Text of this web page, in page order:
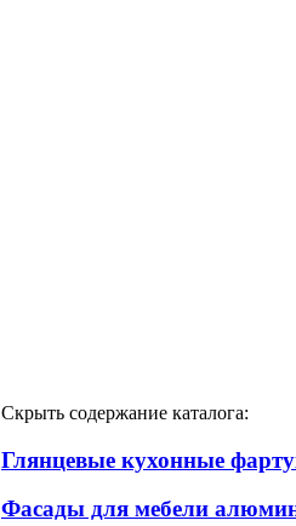
Скрыть содержание каталога:
Глянцевые кухонные
Фасады для мебели